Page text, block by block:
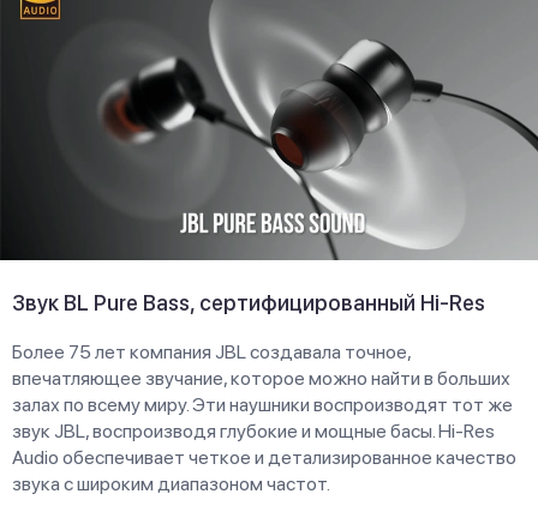
Звук BL Pure Bass, сертифицированный Hi-Res
Более 75 лет компания JBL создавала точное,
впечатляющее звучание, которое можно найти в больших
залах по всему миру. Эти наушники воспроизводят тот же
звук JBL, воспроизводя глубокие и мощные басы. Hi-Res
Audio обеспечивает четкое и детализированное качество
звука с широким диапазоном частот.